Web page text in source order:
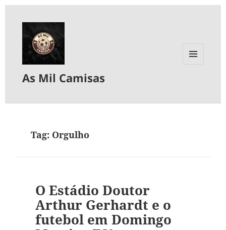
As Mil Camisas
Tag: Orgulho
O Estádio Doutor
Arthur Gerhardt e o
futebol em Domingo